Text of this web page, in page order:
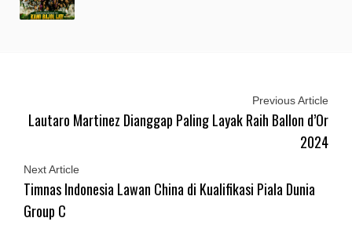
Previous Article
Lautaro Martinez Dianggap Paling Layak Raih Ballon d’Or
2024
Next Article
Timnas Indonesia Lawan China di Kualifikasi Piala Dunia
Group C